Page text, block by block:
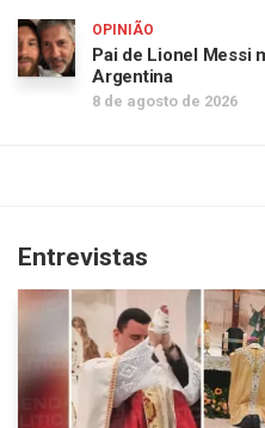
OPINIÃO
Pai de Lionel Messi
Argentina
8 de agosto de 2026
Entrevistas